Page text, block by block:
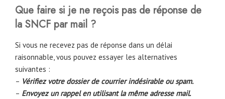
Que faire si je ne reçois pas de réponse de
la SNCF par mail ?
Si vous ne recevez pas de réponse dans un délai
raisonnable, vous pouvez essayer les alternatives
suivantes :
– Vérifiez votre dossier de courrier indésirable ou spam.
– Envoyez un rappel en utilisant la même adresse mail.